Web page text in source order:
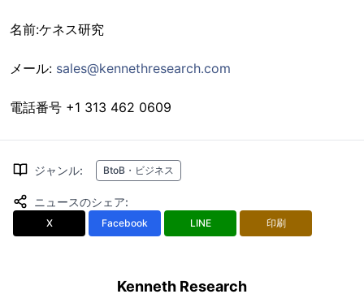
名前:ケネス研究
メール: sales@kennethresearch.com
電話番号 +1 313 462 0609
ジャンル: BtoB・ビジネス
ニュースのシェア:
X Facebook LINE 印刷
Kenneth Research